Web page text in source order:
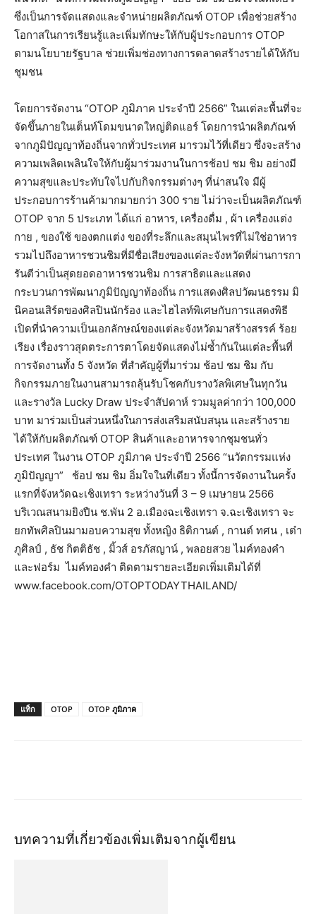
ซึ่งเป็นการจัดแสดงและจำหน่ายผลิตภัณฑ์ OTOP เพื่อช่วยสร้าง
โอกาสในการเรียนรู้และเพิ่มทักษะให้กับผู้ประกอบการ OTOP
ตามนโยบายรัฐบาล ช่วยเพิ่มช่องทางการตลาดสร้างรายได้ให้กับ
ชุมชน
โดยการจัดงาน “OTOP ภูมิภาค ประจำปี 2566” ในแต่ละพื้นที่จะ
จัดขึ้นภายในเต็นท์โดมขนาดใหญ่ติดแอร์ โดยการนำผลิตภัณฑ์
จากภูมิปัญญาท้องถิ่นจากทั่วประเทศ มารวมไว้ที่เดียว ซึ่งจะสร้าง
ความเพลิดเพลินใจให้กับผู้มาร่วมงานในการช้อป ชม ชิม อย่างมี
ความสุขและประทับใจไปกับกิจกรรมต่างๆ ที่น่าสนใจ มีผู้
ประกอบการร้านค้ามากมายกว่า 300 ราย ไม่ว่าจะเป็นผลิตภัณฑ์
OTOP จาก 5 ประเภท ได้แก่ อาหาร, เครื่องดื่ม , ผ้า เครื่องแต่ง
กาย , ของใช้ ของตกแต่ง ของที่ระลึกและสมุนไพรที่ไม่ใช่อาหาร
รวมไปถึงอาหารชวนชิมที่มีชื่อเสียงของแต่ละจังหวัดที่ผ่านการกา
รันตีว่าเป็นสุดยอดอาหารชวนชิม การสาธิตและแสดง
กระบวนการพัฒนาภูมิปัญญาท้องถิ่น การแสดงศิลปวัฒนธรรม มิ
นิคอนเสิร์ตของศิลปินนักร้อง และไฮไลท์พิเศษกับการแสดงพิธี
เปิดที่นำความเป็นเอกลักษณ์ของแต่ละจังหวัดมาสร้างสรรค์ ร้อย
เรียง เรื่องราวสุดตระการตาโดยจัดแสดงไม่ซ้ำกันในแต่ละพื้นที่
การจัดงานทั้ง 5 จังหวัด ที่สำคัญผู้ที่มาร่วม ช้อป ชม ชิม กับ
กิจกรรมภายในงานสามารถลุ้นรับโชคกับรางวัลพิเศษในทุกวัน
และรางวัล Lucky Draw ประจำสัปดาห์ รวมมูลค่ากว่า 100,000
บาท มาร่วมเป็นส่วนหนึ่งในการส่งเสริมสนับสนุน และสร้างราย
ได้ให้กับผลิตภัณฑ์ OTOP สินค้าและอาหารจากชุมชนทั่ว
ประเทศ ในงาน OTOP ภูมิภาค ประจำปี 2566 “นวัตกรรมแห่ง
ภูมิปัญญา” ช้อป ชม ชิม อิ่มใจในที่เดียว ทั้งนี้การจัดงานในครั้ง
แรกที่จังหวัดฉะเชิงเทรา ระหว่างวันที่ 3 – 9 เมษายน 2566
บริเวณสนามยิงปืน ช.พัน 2 อ.เมืองฉะเชิงเทรา จ.ฉะเชิงเทรา จะ
ยกทัพศิลปินมามอบความสุข ทั้งหญิง ธิติกานต์ , กานต์ ทศน , เต๋า
ภูศิลป์ , ธัช กิตติธัช , มิ้วส์ อรภัสญาน์ , พลอยสวย ไมค์ทองคำ
และฟอร์ม ไมค์ทองคำ ติดตามรายละเอียดเพิ่มเติมได้ที่
www.facebook.com/OTOPTODAYTHAILAND/
แท็ก OTOP OTOP ภูมิภาค
บทความที่เกี่ยวข้องเพิ่มเติมจากผู้เขียน